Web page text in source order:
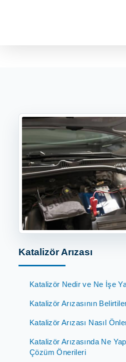
Katalizör Arızası
Katalizör Nedir ve Ne İşe
Katalizör Arızasının
Katalizör Arızası Nasıl
Katalizör Arızasında Ne
Çözüm Önerileri